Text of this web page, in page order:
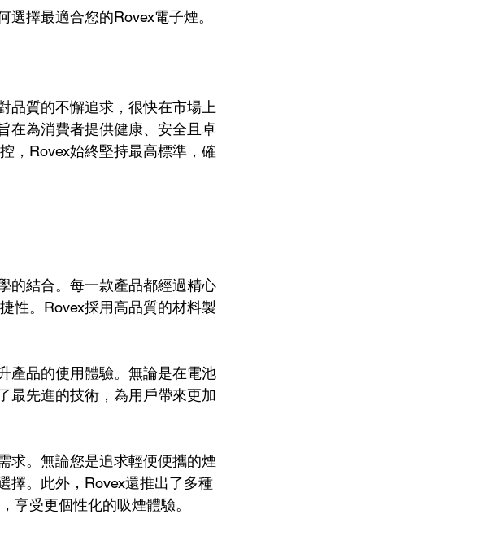
擇最適合您的Rovex電子煙。
品質的不懈追求，很快在市場上
在為消費者提供健康、安全且卓
，Rovex始終堅持最高標準，確
的結合。每一款產品都經過精心
性。Rovex採用高品質的材料製
產品的使用體驗。無論是在電池
最先進的技術，為用戶帶來更加
求。無論您是追求輕便便攜的煙
擇。此外，Rovex還推出了多種
享受更個性化的吸煙體驗。